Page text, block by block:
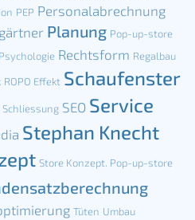
PEP Personalabrechnung
Planung Pop-up-store
Psychologie Rechtsform Regalbau
ROPO Effekt Schaufenster
Schliessung SEO Service
Stephan Knecht
Store Konzept. Pop-up-store
Tüten Umbau